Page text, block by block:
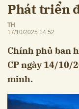
Phát triển
TH
17/10/2025 14:52
Chính phủ ban
CP ngày 14/10/
minh.